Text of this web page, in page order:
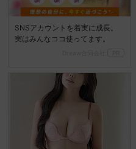
SNSアカウントを着実に成長。
実はみんなココ使ってます。